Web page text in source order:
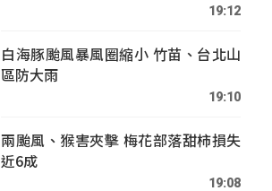
19:12
白海豚颱風暴風圈縮小 竹苗、台北山
區防大雨
19:10
兩颱風、猴害夾擊 梅花部落甜柿損失
近6成
19:08